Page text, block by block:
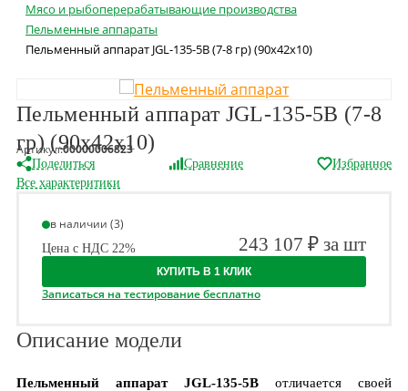
Мясо и рыбоперерабатывающие производства
Пельменные аппараты
Пельменный аппарат JGL-135-5B (7-8 гр) (90х42х10)
Пельменный аппарат JGL-135-5B (7-8
гр) (90х42х10)
Артикул:00000006823
Поделиться Сравнение
Избранное
Все характеритики
в наличии (3)
Цена с НДС 22% 243 107 ₽ за шт
КУПИТЬ В 1 КЛИК
Записаться на тестирование бесплатно
Описание модели
Пельменный аппарат JGL-135-5B отличается своей